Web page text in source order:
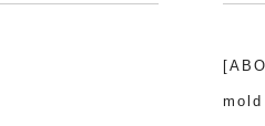
mold